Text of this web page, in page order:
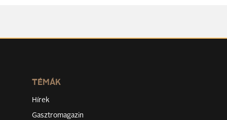
TÉMÁK
Hírek
Gasztromagazin